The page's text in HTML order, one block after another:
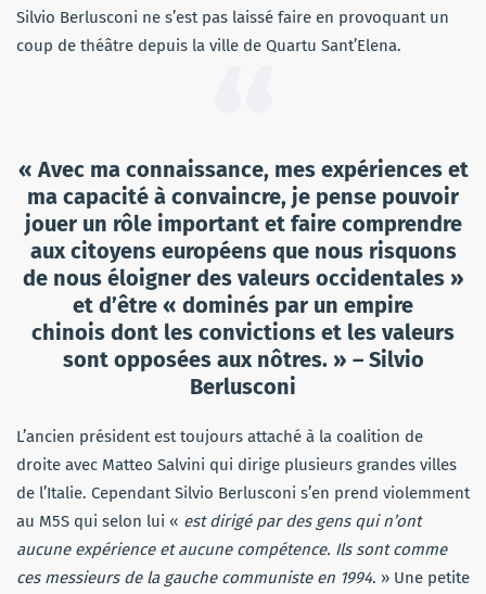
Silvio Berlusconi ne s’est pas laissé faire en provoquant un
coup de théâtre depuis la ville de Quartu Sant’Elena.
« Avec ma connaissance, mes expériences et
ma capacité à convaincre, je pense pouvoir
jouer un rôle important et faire comprendre
aux citoyens européens que nous risquons
de nous éloigner des valeurs occidentales »
et d’être « dominés par un empire
chinois dont les convictions et les valeurs
sont opposées aux nôtres. » – Silvio
Berlusconi
L’ancien président est toujours attaché à la coalition de
droite avec Matteo Salvini qui dirige plusieurs grandes villes
de l’Italie. Cependant Silvio Berlusconi s’en prend violemment
au M5S qui selon lui « est dirigé par des gens qui n’ont
aucune expérience et aucune compétence. Ils sont comme
ces messieurs de la gauche communiste en 1994. » Une petite